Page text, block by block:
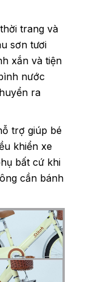
trang và
sơn tươi
xắn và tiện
nước
ra
trợ giúp bé
khiển xe
bất cứ khi
cần bánh